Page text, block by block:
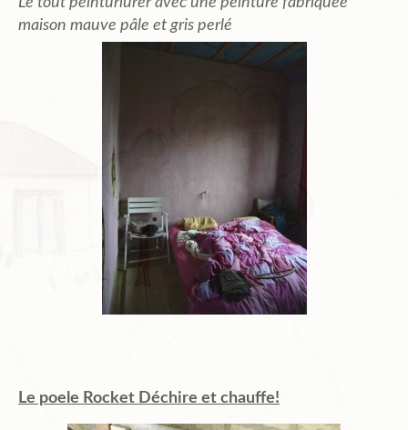
maison mauve pâle et gris perlé
Le poele Rocket Déchire et chauffe!